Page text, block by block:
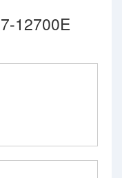
12700E